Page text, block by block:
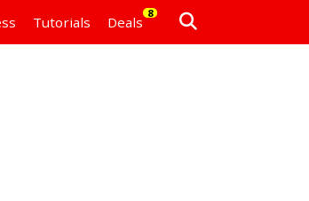
Tutorials Deals
8